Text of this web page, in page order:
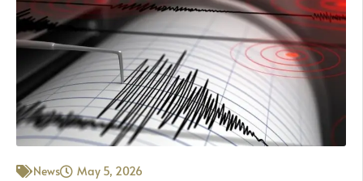
News May 5, 2026